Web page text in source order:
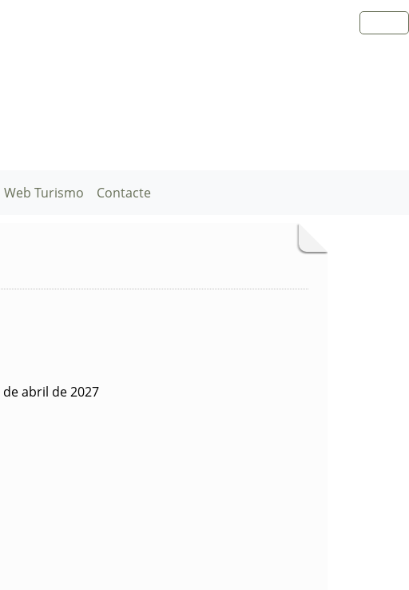
Web Turismo Contacte
abril de 2027